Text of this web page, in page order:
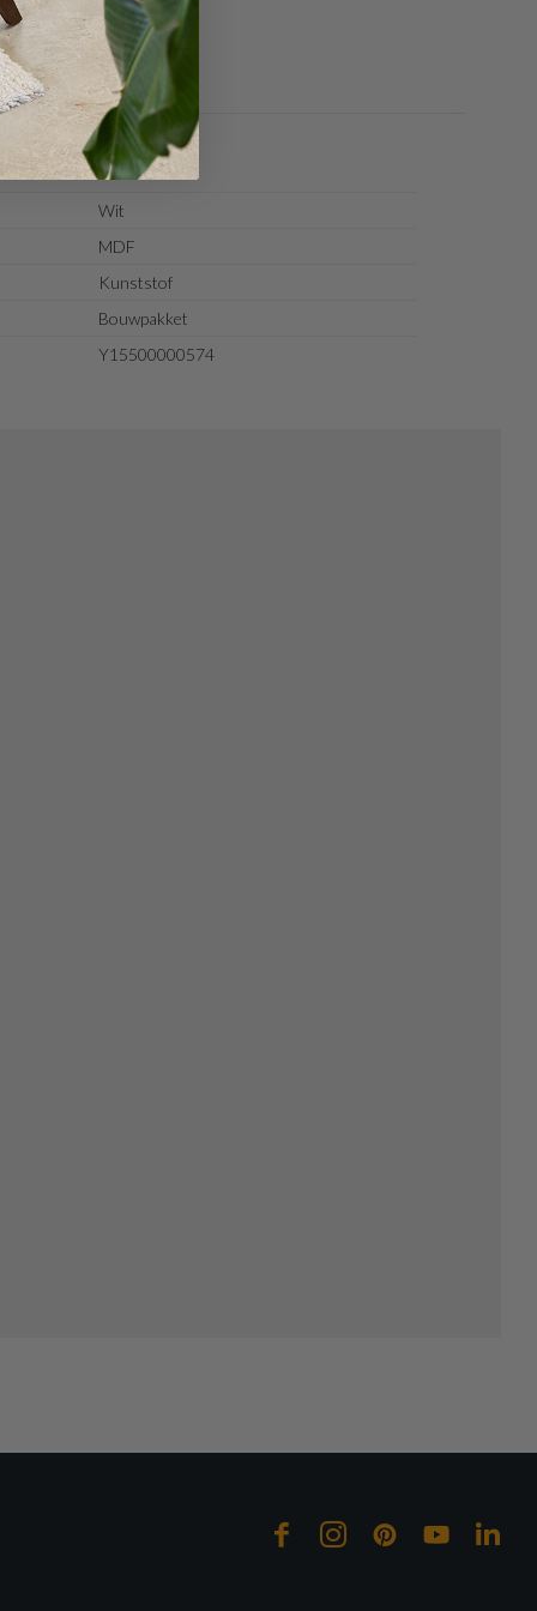
Wit
MDF
Kunststof
Bouwpakket
Y15500000574